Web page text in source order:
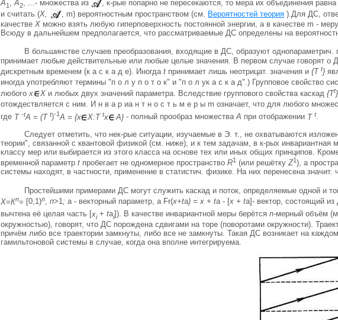
А1 ,А2, ...- множества из , к-рые попарно не пересекаются, то мера их объединения
и считать (X, , m) вероятностным пространством (см. Вероятностей теория ).Для ДС,
качестве X можно взять любую гиперповерхность постоянной энергии, а в качестве m -
Всюду в дальнейшем предполагается, что рассматриваемые ДС определены на
В большинстве случаев преобразования, входящие в ДС, образуют однопараметрич.
принимает любые действительные или любые целые значения. В первом случае говорят
дискретным временем (к а с к а д е). Иногда t принимает лишь неотрицат. значения и {Т t}
иногда употребляют термины "п о л у п о т о к" и "п о л ук а с к а д".) Групповое свойство
любогох X и любых двух значений параметра. Вследствие группового свойства каскад {Тt}
отождествляется с ним. И н в а р иа н т н о с т ь м е р ы m означает, что для любого
где Т -tА = (Т t)-1А = {х Х:Т tх А} - полный прообраз множестваА при отображении Т t.
Следует отметить, что нек-рые ситуации, изучаемые в Э. т., не охватываются
теории", связанной с квантовой физикой (см. ниже), и к тем задачам, в к-рых
классу мер или выбирается из этого класса на основе тех или иных общих принципов.
временной параметр t пробегает не одномерное пространство R1 (или решёткуZ1), а
системы находят, в частности, применение в статистич. физике. На них перенесена
Простейшими примерами ДС могут служить каскад и поток, определяемые одной и
Х=Кn= [0,1)n, п>1; a - векторный параметр, a Fr(x+ta) = x + ta - [x + ta]- вектор, состоящий
вычтена её целая часть [хi+ tai]). В качестве инвариантной меры берётся n-мерный объём
окружностью), говорят, что ДС порождена сдвигами на торе (поворотами окружности).
причём либо все траектории замкнуты, либо все не замкнуты. Такая ДС возникает на
гамильтоновой системы в случае, когда она вполне интегрируема.